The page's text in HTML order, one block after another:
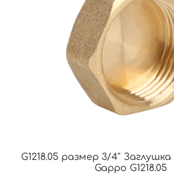
G1218.05 размер 3/4″
Gappo G1218.05